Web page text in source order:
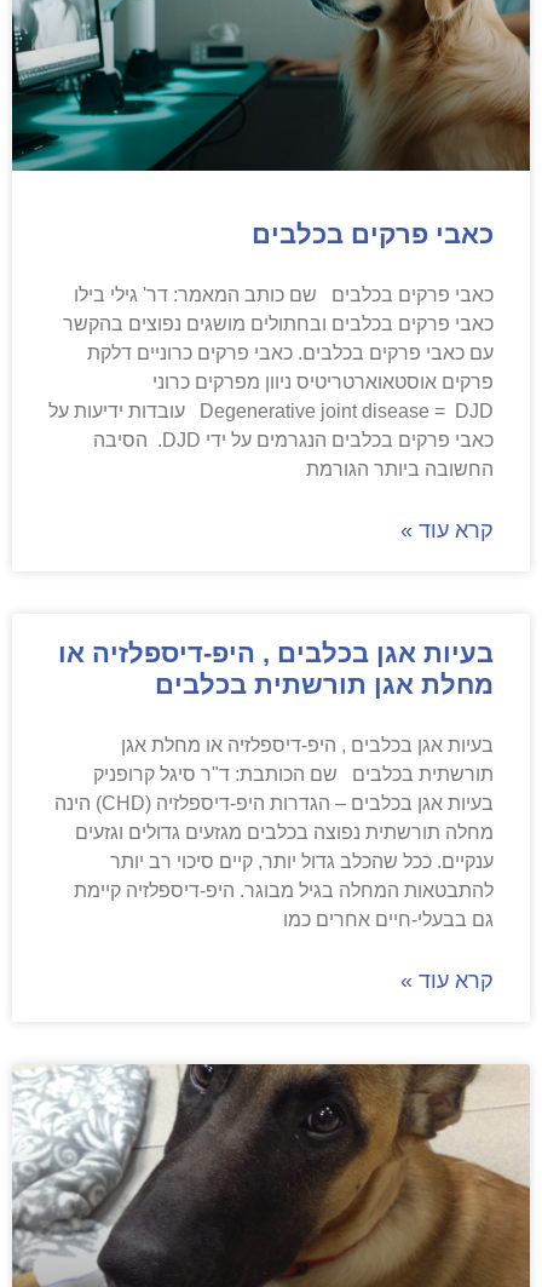
כאבי פרקים בכלבים
כאבי פרקים בכלבים שם כותב המאמר: דר' גילי בילו
כאבי פרקים בכלבים ובחתולים מושגים נפוצים בהקשר
עם כאבי פרקים בכלבים. כאבי פרקים כרוניים דלקת
פרקים אוסטאוארטריטיס ניוון מפרקים כרוני
Degenerative joint disease = DJD עובדות ידיעות על
כאבי פרקים בכלבים הנגרמים על ידי DJD. הסיבה
החשובה ביותר הגורמת
קרא עוד »
בעיות אגן בכלבים , היפ-דיספלזיה או
מחלת אגן תורשתית בכלבים
בעיות אגן בכלבים , היפ-דיספלזיה או מחלת אגן
תורשתית בכלבים שם הכותבת: ד"ר סיגל קרופניק
בעיות אגן בכלבים – הגדרות היפ-דיספלזיה (CHD) הינה
מחלה תורשתית נפוצה בכלבים מגזעים גדולים וגזעים
ענקיים. ככל שהכלב גדול יותר, קיים סיכוי רב יותר
להתבטאות המחלה בגיל מבוגר. היפ-דיספלזיה קיימת
גם בבעלי-חיים אחרים כמו
קרא עוד »